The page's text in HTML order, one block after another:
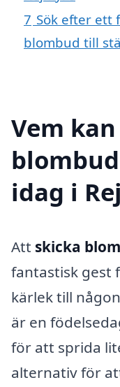
7 Sök efter ett
blombud till
Vem
idag i
Att skicka
fantastisk gest
kärlek till
är en
för att sprida
alternativ för